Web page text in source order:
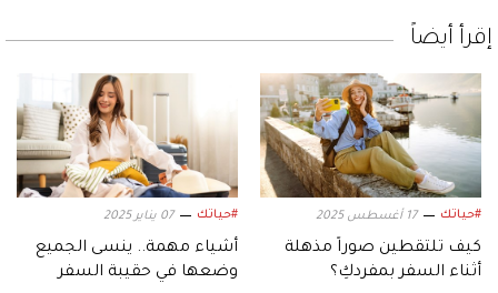
إقرأ أيضاً
#حياتك 17 أغسطس 2025
كيف تلتقطين صوراً مذهلة
أثناء السفر بمفردكِ؟
#حياتك 07 يناير 2025
أشياء مهمة.. ينسى الجميع
وضعها في حقيبة السفر